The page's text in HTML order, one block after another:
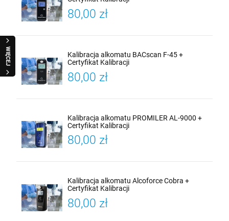
WIĘCEJ
80,00 zł
Kalibracja alkomatu BACscan F-45 +
Certyfikat Kalibracji
80,00 zł
Kalibracja alkomatu PROMILER AL-9000 +
Certyfikat Kalibracji
80,00 zł
Kalibracja alkomatu Alcoforce Cobra +
Certyfikat Kalibracji
80,00 zł